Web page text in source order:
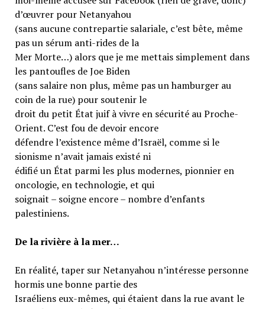
d’œuvrer pour Netanyahou
(sans aucune contrepartie salariale, c’est bête, même
pas un sérum anti-rides de la
Mer Morte…) alors que je me mettais simplement dans
les pantoufles de Joe Biden
(sans salaire non plus, même pas un hamburger au
coin de la rue) pour soutenir le
droit du petit État juif à vivre en sécurité au Proche-
Orient. C’est fou de devoir encore
défendre l’existence même d’Israël, comme si le
sionisme n’avait jamais existé ni
édifié un État parmi les plus modernes, pionnier en
oncologie, en technologie, et qui
soignait – soigne encore – nombre d’enfants
palestiniens.
De la rivière à la mer…
En réalité, taper sur Netanyahou n’intéresse personne
hormis une bonne partie des
Israéliens eux-mêmes, qui étaient dans la rue avant le